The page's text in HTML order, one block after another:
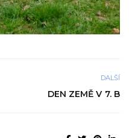
DALŠÍ
DEN ZEMĚ V 7. B